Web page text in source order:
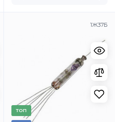
1Ж37Б
TОП